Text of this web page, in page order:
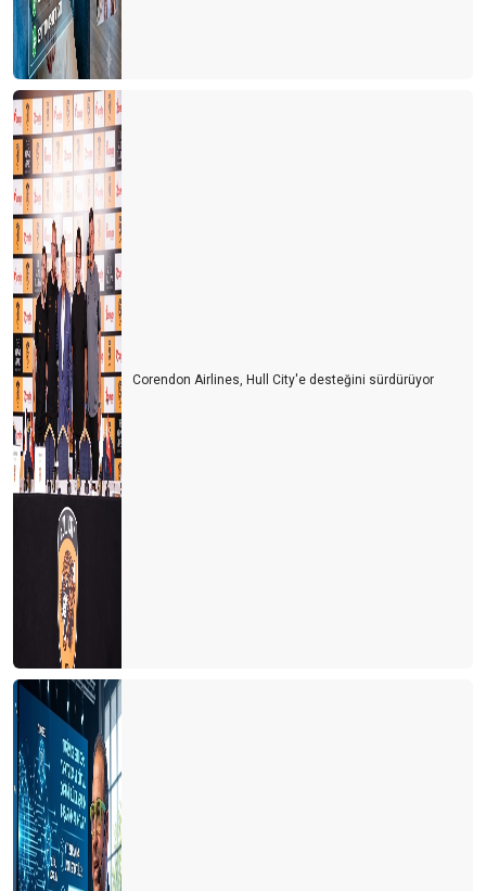
Corendon Airlines, Hull City'e desteğini sürdürüyor